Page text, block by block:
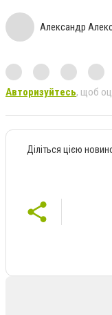
Александр
Авторизуйтесь, щоб
Діліться цією